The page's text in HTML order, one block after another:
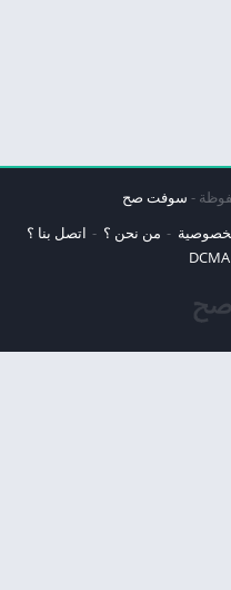
سوفت صح
من نحن ؟
اتصل بنا ؟